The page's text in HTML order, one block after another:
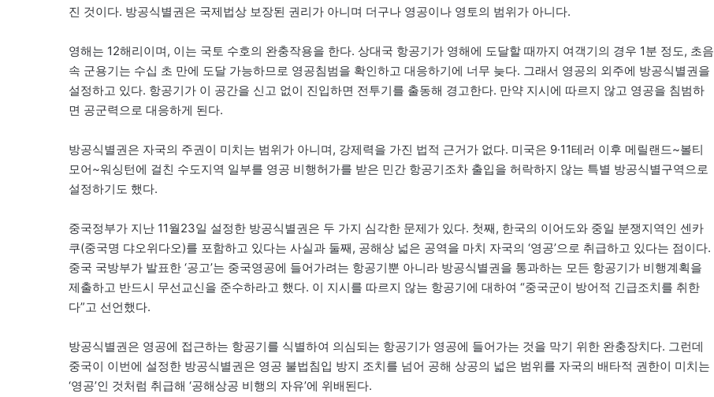
진 것이다. 방공식별권은 국제법상 보장된 권리가 아니며 더구나 영공이나 영토의 범위가 아니다.
영해는 12해리이며, 이는 국토 수호의 완충작용을 한다. 상대국 항공기가 영해에 도달할 때까지 여객기의 경우 1분 정도, 초음
속 군용기는 수십 초 만에 도달 가능하므로 영공침범을 확인하고 대응하기에 너무 늦다. 그래서 영공의 외주에 방공식별권을
설정하고 있다. 항공기가 이 공간을 신고 없이 진입하면 전투기를 출동해 경고한다. 만약 지시에 따르지 않고 영공을 침범하
면 공군력으로 대응하게 된다.
방공식별권은 자국의 주권이 미치는 범위가 아니며, 강제력을 가진 법적 근거가 없다. 미국은 9·11테러 이후 메릴랜드~볼티
모어~워싱턴에 걸친 수도지역 일부를 영공 비행허가를 받은 민간 항공기조차 출입을 허락하지 않는 특별 방공식별구역으로
설정하기도 했다.
중국정부가 지난 11월23일 설정한 방공식별권은 두 가지 심각한 문제가 있다. 첫째, 한국의 이어도와 중일 분쟁지역인 센카
쿠(중국명 댜오위다오)를 포함하고 있다는 사실과 둘째, 공해상 넓은 공역을 마치 자국의 ‘영공’으로 취급하고 있다는 점이다.
중국 국방부가 발표한 ‘공고’는 중국영공에 들어가려는 항공기뿐 아니라 방공식별권을 통과하는 모든 항공기가 비행계획을
제출하고 반드시 무선교신을 준수하라고 했다. 이 지시를 따르지 않는 항공기에 대하여 “중국군이 방어적 긴급조치를 취한
다”고 선언했다.
방공식별권은 영공에 접근하는 항공기를 식별하여 의심되는 항공기가 영공에 들어가는 것을 막기 위한 완충장치다. 그런데
중국이 이번에 설정한 방공식별권은 영공 불법침입 방지 조치를 넘어 공해 상공의 넓은 범위를 자국의 배타적 권한이 미치는
‘영공’인 것처럼 취급해 ‘공해상공 비행의 자유’에 위배된다.